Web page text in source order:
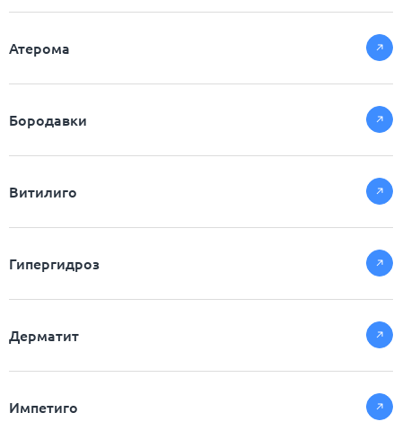
Атерома
Бородавки
Витилиго
Гипергидроз
Дерматит
Импетиго